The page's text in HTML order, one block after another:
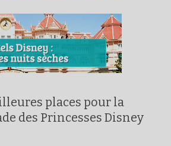
places pour la
des Princesses Disney